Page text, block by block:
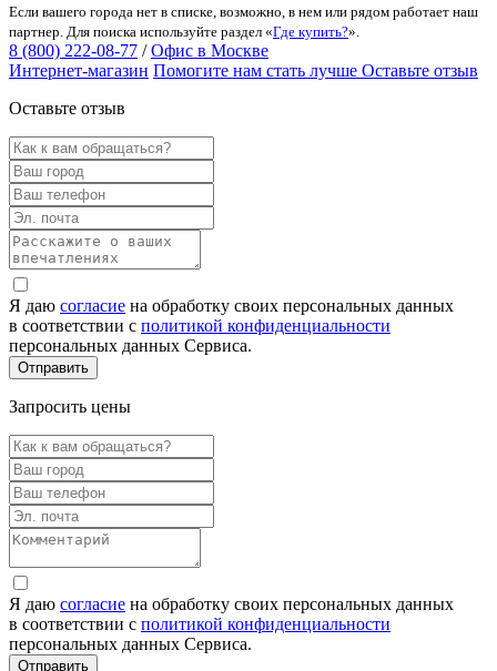
Если вашего города нет в списке, возможно, в нем или рядом работает наш
партнер. Для поиска используйте раздел «Где купить?».
8 (800) 222-08-77 / Офис в Москве
Интернет-магазин Помогите нам стать лучше Оставьте отзыв
Оставьте отзыв
Я даю согласие на обработку своих персональных данных
в соответствии с политикой конфиденциальности
персональных данных Сервиса.
Запросить цены
Я даю согласие на обработку своих персональных данных
в соответствии с политикой конфиденциальности
персональных данных Сервиса.